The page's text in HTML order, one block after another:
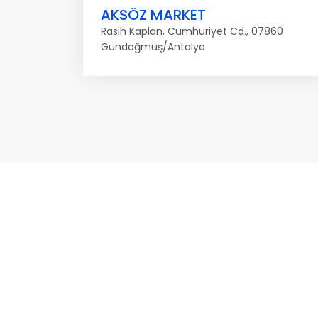
AKSÖZ MARKET
Rasih Kaplan, Cumhuriyet Cd., 07860
Gündoğmuş/Antalya